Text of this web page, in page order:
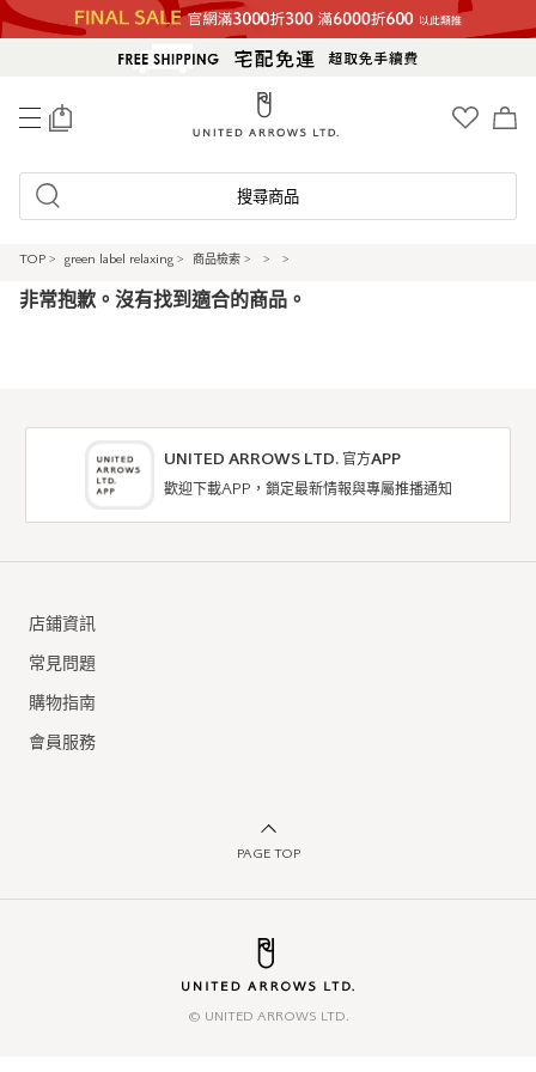
搜尋商品
TOP > green label relaxing > 商品檢索 > > >
非常抱歉。沒有找到適合的商品。
UNITED ARROWS LTD. 官方APP
歡迎下載APP，鎖定最新情報與專屬推播通知
店鋪資訊
常見問題
購物指南
會員服務
PAGE TOP
© UNITED ARROWS LTD.